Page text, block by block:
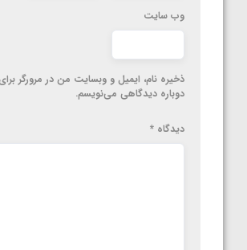
وب‌ سایت
ذخیره نام، ایمیل و وبسایت من در مرورگر
دوباره دیدگاهی می‌نویسم.
دیدگاه *